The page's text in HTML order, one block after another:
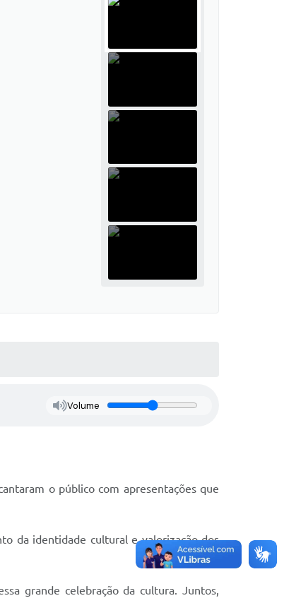
Volume
o público com apresentações que
da identidade cultural e valorização dos
grande celebração da cultura. Juntos,